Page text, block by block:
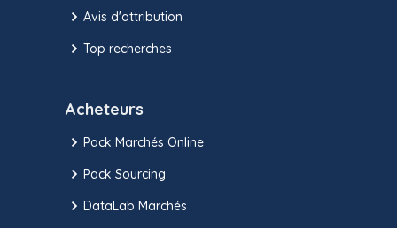
Avis d'attribution
Top recherches
Acheteurs
Pack Marchés Online
Pack Sourcing
DataLab Marchés